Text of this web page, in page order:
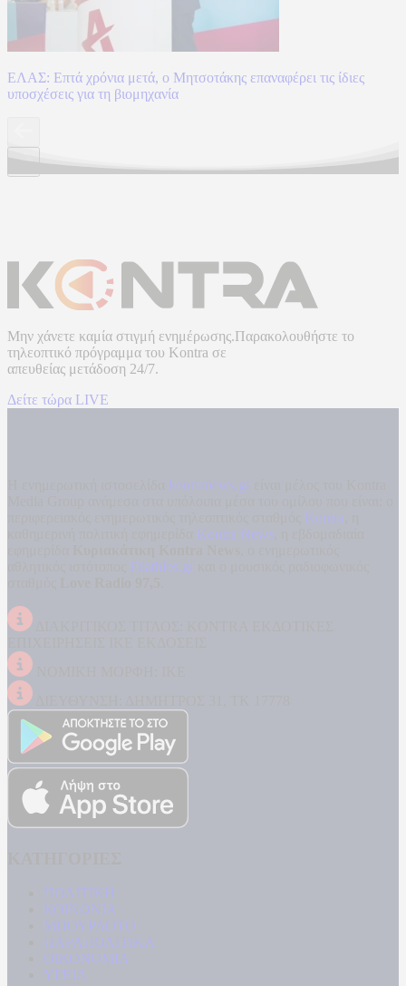
ΕΛΑΣ: Επτά χρόνια μετά, ο Μητσοτάκης επαναφέρει τις ίδιες
υποσχέσεις για τη βιομηχανία
Μην χάνετε καμία στιγμή ενημέρωσης.Παρακολουθήστε το
τηλεοπτικό πρόγραμμα του Kontra σε
απευθείας μετάδοση 24/7.
Δείτε τώρα LIVE
kontranews.gr
Kontra
Kontra News
Filathlos.gr
ΠΟΛΙΤΙΚΗ
ΚΟΙΝΩΝΙΑ
ΜΠΟΥΡΛΟΤΟ
ΠΑΡΑΠΟΛΙΤΙΚΑ
ΟΙΚΟΝΟΜΙΑ
ΥΓΕΙΑ